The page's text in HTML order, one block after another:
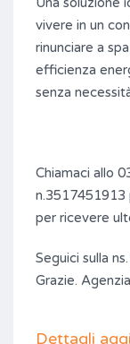
vivere in un
rinunciare a
efficienza
senza
Chiamaci allo
n.3517451913
per ricevere
Seguici sulla
Grazie.
Dettagli